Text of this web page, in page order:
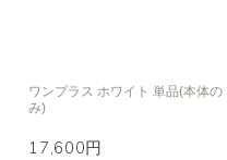
ワンプラス ホワイト 単品(本体の
み)
17,600円